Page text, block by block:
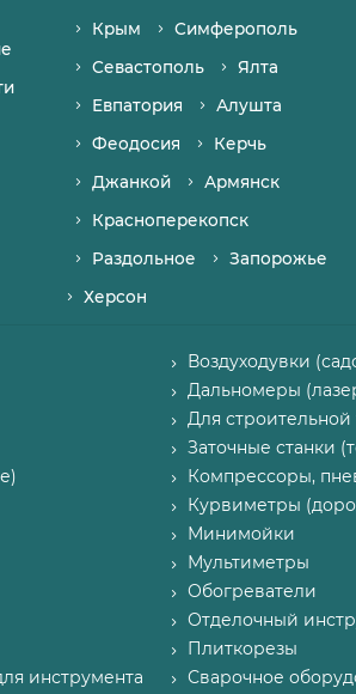
Крым
Симферополь
Севастополь
Ялта
Евпатория
Алушта
Феодосия
Керчь
Джанкой
Армянск
Красноперекопск
Раздольное
Запорожье
Херсон
Воздуходувки
Дальномеры
Для строительной
Заточные станки
Компрессоры,
Курвиметры
Минимойки
Мультиметры
Обогреватели
Отделочный
Плиткорезы
инструмента
Сварочное